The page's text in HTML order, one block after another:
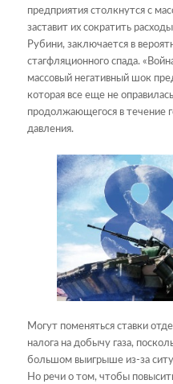
предприятия столкнутся с
заставит их сократить
Рубини, заключается в
стагфляционного спада.
массовый негативный шок
которая все еще не
продолжающегося в течение
давления.
Могут поменяться ставки
налога на добычу газа,
большом выигрыше из-за
Но речи о том, чтобы